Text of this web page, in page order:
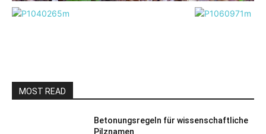
MOST READ
Betonungsregeln für wissenschaftliche
Pilznamen